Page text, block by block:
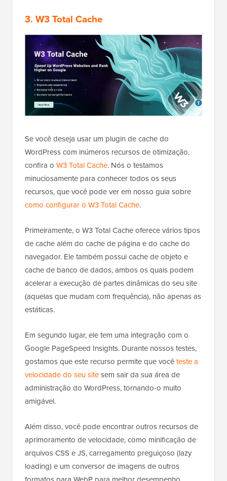
3. W3 Total Cache
Se você deseja usar um plugin de cache do
WordPress com inúmeros recursos de otimização,
confira o W3 Total Cache. Nós o testamos
minuciosamente para conhecer todos os seus
recursos, que você pode ver em nosso guia sobre
como configurar o W3 Total Cache.
Primeiramente, o W3 Total Cache oferece vários tipos
de cache além do cache de página e do cache do
navegador. Ele também possui cache de objeto e
cache de banco de dados, ambos os quais podem
acelerar a execução de partes dinâmicas do seu site
(aquelas que mudam com frequência), não apenas as
estáticas.
Em segundo lugar, ele tem uma integração com o
Google PageSpeed Insights. Durante nossos testes,
gostamos que este recurso permite que vocêteste a
velocidade do seu sitesem sair da sua área de
administração do WordPress, tornando-o muito
amigável.
Além disso, você pode encontrar outros recursos de
aprimoramento de velocidade, como minificação de
arquivos CSS e JS, carregamento preguiçoso (lazy
loading) e um conversor de imagens de outros